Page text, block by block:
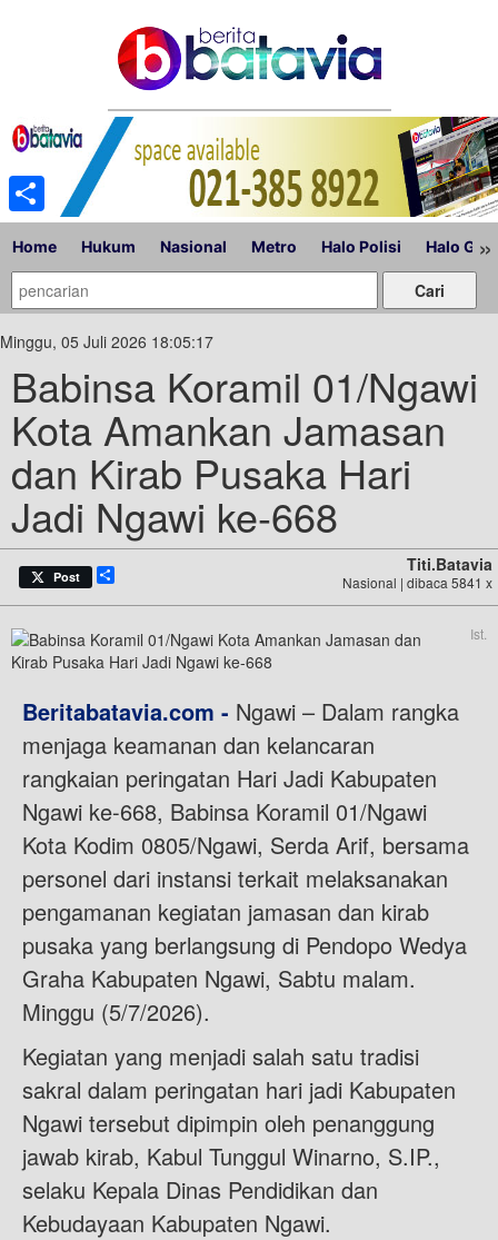
Home Hukum Nasional Metro Halo Polisi Halo »
Minggu, 05 Juli 2026 18:05:17
Babinsa Koramil 01/Ngawi
Kota Amankan Jamasan
dan Kirab Pusaka Hari
Jadi Ngawi ke-668
Post
Titi.batavia
Nasional | dibaca 5841 x
Ist.
Beritabatavia.com - Ngawi – Dalam rangka
menjaga keamanan dan kelancaran
rangkaian peringatan Hari Jadi Kabupaten
Ngawi ke-668, Babinsa Koramil 01/Ngawi
Kota Kodim 0805/Ngawi, Serda Arif, bersama
personel dari instansi terkait melaksanakan
pengamanan kegiatan jamasan dan kirab
pusaka yang berlangsung di Pendopo Wedya
Graha Kabupaten Ngawi, Sabtu malam.
Minggu (5/7/2026).
Kegiatan yang menjadi salah satu tradisi
sakral dalam peringatan hari jadi Kabupaten
Ngawi tersebut dipimpin oleh penanggung
jawab kirab, Kabul Tunggul Winarno, S.IP.,
selaku Kepala Dinas Pendidikan dan
Kebudayaan Kabupaten Ngawi.
Share